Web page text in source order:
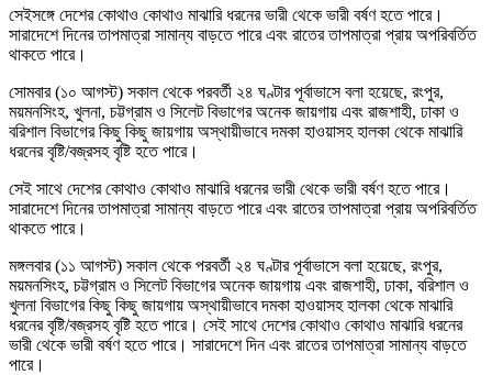
সেইসঙ্গে দেশের কোথাও কোথাও মাঝারি ধরনের ভারী থেকে ভারী বর্ষণ হতে পারে।
সারাদেশে দিনের তাপমাত্রা সামান্য বাড়তে পারে এবং রাতের তাপমাত্রা প্রায় অপরিবর্তিত
থাকতে পারে।
সোমবার (১০ আগস্ট) সকাল থেকে পরবর্তী ২৪ ঘণ্টার পূর্বাভাসে বলা হয়েছে, রংপুর,
ময়মনসিংহ, খুলনা, চট্টগ্রাম ও সিলেট বিভাগের অনেক জায়গায় এবং রাজশাহী, ঢাকা ও
বরিশাল বিভাগের কিছু কিছু জায়গায় অস্থায়ীভাবে দমকা হাওয়াসহ হালকা থেকে মাঝারি
ধরনের বৃষ্টি/বজ্রসহ বৃষ্টি হতে পারে।
সেই সাথে দেশের কোথাও কোথাও মাঝারি ধরনের ভারী থেকে ভারী বর্ষণ হতে পারে।
সারাদেশে দিনের তাপমাত্রা সামান্য বাড়তে পারে এবং রাতের তাপমাত্রা প্রায় অপরিবর্তিত
থাকতে পারে।
মঙ্গলবার (১১ আগস্ট) সকাল থেকে পরবর্তী ২৪ ঘণ্টার পূর্বাভাসে বলা হয়েছে, রংপুর,
ময়মনসিংহ, চট্টগ্রাম ও সিলেট বিভাগের অনেক জায়গায় এবং রাজশাহী, ঢাকা, বরিশাল ও
খুলনা বিভাগের কিছু কিছু জায়গায় অস্থায়ীভাবে দমকা হাওয়াসহ হালকা থেকে মাঝারি
ধরনের বৃষ্টি/বজ্রসহ বৃষ্টি হতে পারে। সেই সাথে দেশের কোথাও কোথাও মাঝারি ধরনের
ভারী থেকে ভারী বর্ষণ হতে পারে। সারাদেশে দিন এবং রাতের তাপমাত্রা সামান্য বাড়তে
পারে।